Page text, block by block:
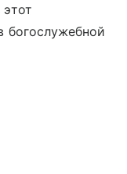
богослужебной